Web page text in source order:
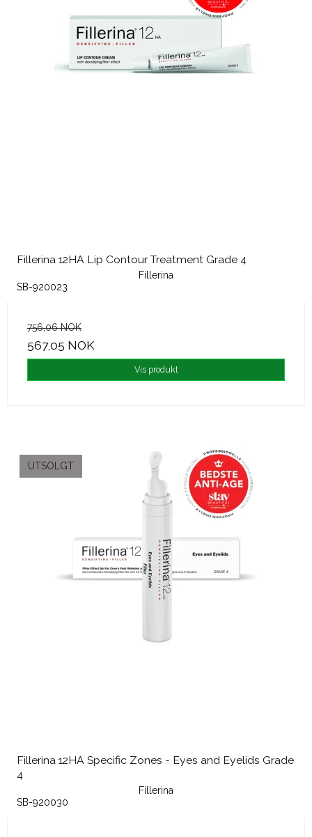
Fillerina 12HA Lip Contour Treatment Grade 4
Fillerina
SB-920023
756,06 NOK
567,05 NOK
Vis produkt
UTSOLGT
Fillerina 12HA Specific Zones - Eyes and Eyelids Grade
4
Fillerina
SB-920030